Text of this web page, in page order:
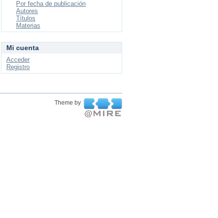
Por fecha de publicación
Autores
Títulos
Materias
Mi cuenta
Acceder
Registro
Theme by